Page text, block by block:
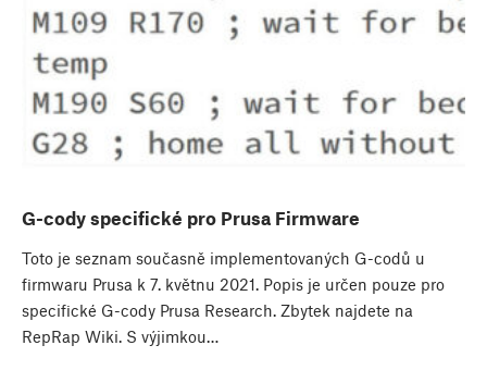
G-cody specifické pro Prusa Firmware
Toto je seznam současně implementovaných G-codů u
firmwaru Prusa k 7. květnu 2021. Popis je určen pouze pro
specifické G-cody Prusa Research. Zbytek najdete na
RepRap Wiki. S výjimkou…